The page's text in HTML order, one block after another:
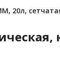
20л,